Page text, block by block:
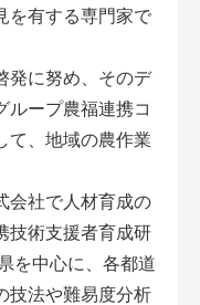
メッセージ
クト掲示板
ト
ー
を有する専門家で
発に努め、そのデ
ループ農福連携コ
て、地域の農作業
会社で人材育成の
技術支援者育成研
を中心に、各都道
技法や難易度分析